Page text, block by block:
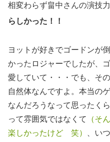
相変わらず畠中さんの演技
らしかった！！
ヨットが好きでゴードンが
かったロジャーでしたが、
愛していて・・・でも、そ
自然体なんですよ。本当の
なんだろうなって思ったく
って雰囲気ではなくて
（そ
楽しかったけど 笑）
、い